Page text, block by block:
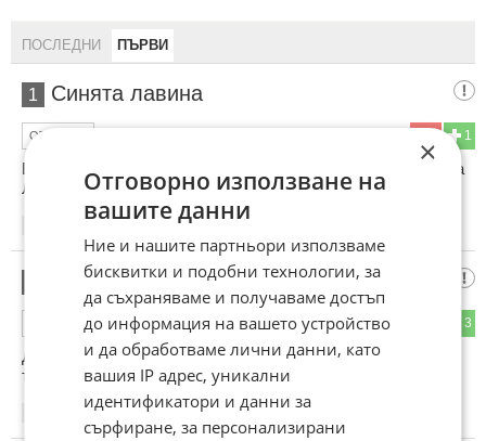
ПОСЛЕДНИ ПЪРВИ
1 Синята лавина
1
2
ОТГОВОР
Безспорно корави съперници, но таьи година е годината на
Левски. В ШЛ сме. Няма какво да стане
Мирослав
3
ОТГОВОР
Дано не са Клаксвик. Гледах ги и ще берем ягоди срещу
тях. Останалите са преодолими. Само Левски!
16.06.2026
×
Отговорно използване на
вашите данни
Ние и нашите партньори използваме
бисквитки и подобни технологии, за
да съхраняваме и получаваме достъп
до информация на вашето устройство
и да обработваме лични данни, като
вашия IP адрес, уникални
идентификатори и данни за
сърфиране, за персонализирани